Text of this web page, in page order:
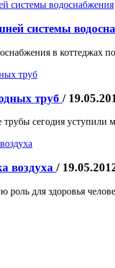
системы
в коттеджах
труб /
сегодня уступили
воздуха /
роль для здоровья